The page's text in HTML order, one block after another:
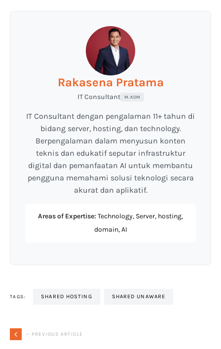
Rakasena Pratama
IT Consultant M. KOM
IT Consultant dengan pengalaman 11+ tahun di
bidang server, hosting, dan technology.
Berpengalaman dalam menyusun konten
teknis dan edukatif seputar infrastruktur
digital dan pemanfaatan AI untuk membantu
pengguna memahami solusi teknologi secara
akurat dan aplikatif.
Areas of Expertise: Technology, Server, hosting,
domain, AI
TAGS: SHARED HOSTING SHARED UNAWARE
— PREVIOUS ARTICLE